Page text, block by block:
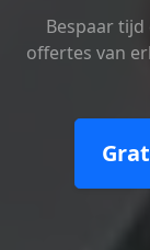
Bespaar
offertes van